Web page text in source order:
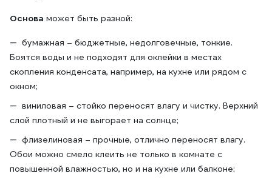
Основа может быть разной:
бумажная – бюджетные, недолговечные, тонкие.
Боятся воды и не подходят для оклейки в местах
скопления конденсата, например, на кухне или рядом с
окном;
виниловая – стойко переносят влагу и чистку. Верхний
слой плотный и не выгорает на солнце;
флизелиновая – прочные, отлично переносят влагу.
Обои можно смело клеить не только в комнате с
повышенной влажностью, но и на кухне или балконе;